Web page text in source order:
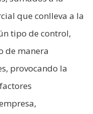
que conlleva a la
tipo de control,
de manera
provocando la